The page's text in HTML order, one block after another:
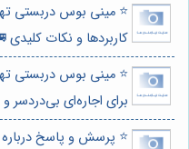
کاربردها و نکات کلیدی
⭐️ مینی بوس دربستی
برای اجاره‌ای بی‌دردسر و
⭐️ پرسش و پاسخ